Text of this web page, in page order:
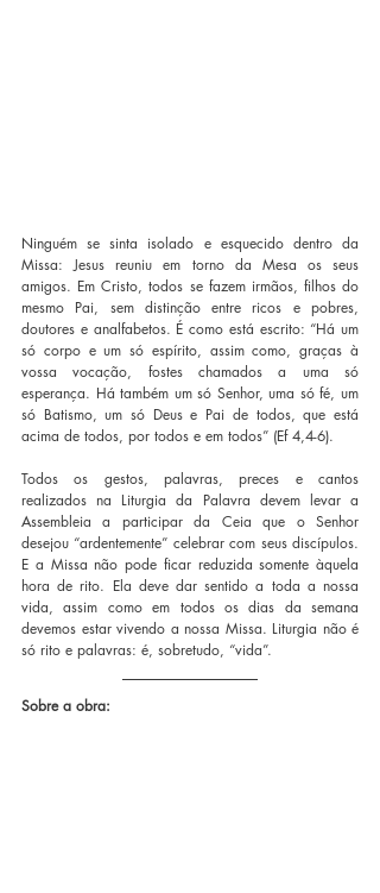
Ninguém se sinta isolado e esquecido dentro da
Missa: Jesus reuniu em torno da Mesa os seus
amigos. Em Cristo, todos se fazem irmãos, filhos do
mesmo Pai, sem distinção entre ricos e pobres,
doutores e analfabetos. É como está escrito: “Há um
só corpo e um só espírito, assim como, graças à
vossa vocação, fostes chamados a uma só
esperança. Há também um só Senhor, uma só fé, um
só Batismo, um só Deus e Pai de todos, que está
acima de todos, por todos e em todos” (Ef 4,4-6).
Todos os gestos, palavras, preces e cantos
realizados na Liturgia da Palavra devem levar a
Assembleia a participar da Ceia que o Senhor
desejou “ardentemente” celebrar com seus discípulos.
E a Missa não pode ficar reduzida somente àquela
hora de rito. Ela deve dar sentido a toda a nossa
vida, assim como em todos os dias da semana
devemos estar vivendo a nossa Missa. Liturgia não é
só rito e palavras: é, sobretudo, “vida”.
Sobre a obra: